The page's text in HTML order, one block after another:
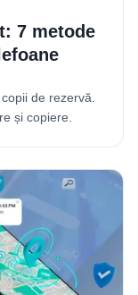
7 metode
de rezervă.
și copiere.